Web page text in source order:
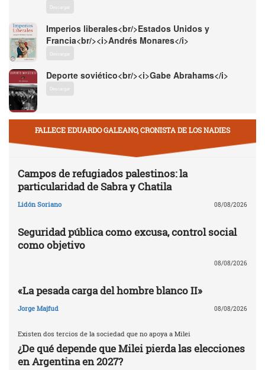
Descargar
Imperios liberales<br/>Estados Unidos y
Francia<br/><i>Andrés Monares</i>
Descargar
Deporte soviético<br/><i>Gabe Abrahams</i>
Descargar
FALLECE EDUARDO GALEANO, CRONISTA DE LOS NADIES
Campos de refugiados palestinos: la
particularidad de Sabra y Chatila
Lidón Soriano 08/08/2026
Seguridad pública como excusa, control social
como objetivo
08/08/2026
«La pesada carga del hombre blanco II»
Jorge Majfud 08/08/2026
Existen dos tercios de la sociedad que no apoya a Milei
¿De qué depende que Milei pierda las elecciones
en Argentina en 2027?